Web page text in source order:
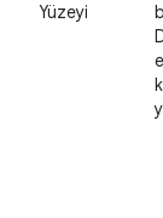
Yüzeyi